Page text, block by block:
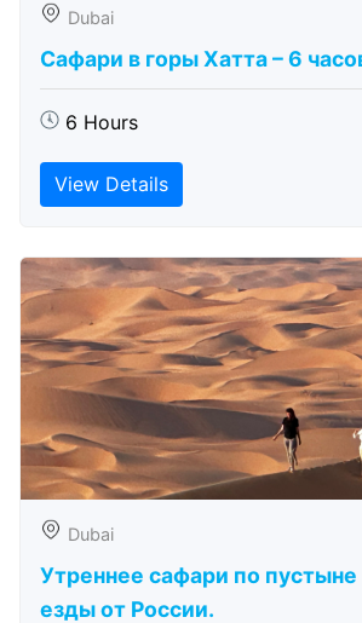
Dubai
Сафари в горы Хатта – 6
6 Hours
View Details
Dubai
Утреннее сафари по пустыне
езды от России.